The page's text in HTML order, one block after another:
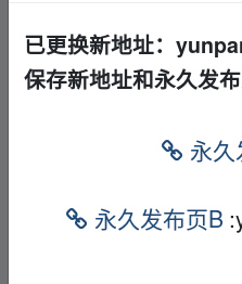
https://pan.quark.cn/s/
免责声明
1，本站所有内容均为站内
已更换新地址：
保存新地址和永久发布
永
永久发布页B